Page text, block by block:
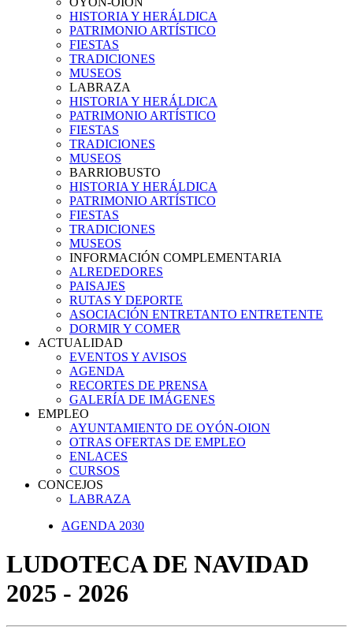
HISTORIA Y HERÁLDICA
PATRIMONIO ARTÍSTICO
FIESTAS
TRADICIONES
MUSEOS
LABRAZA
HISTORIA Y HERÁLDICA
PATRIMONIO ARTÍSTICO
FIESTAS
TRADICIONES
MUSEOS
BARRIOBUSTO
HISTORIA Y HERÁLDICA
PATRIMONIO ARTÍSTICO
FIESTAS
TRADICIONES
MUSEOS
INFORMACIÓN COMPLEMENTARIA
ALREDEDORES
PAISAJES
RUTAS Y DEPORTE
ASOCIACIÓN ENTRETANTO ENTRETENTE
DORMIR Y COMER
ACTUALIDAD
EVENTOS Y AVISOS
AGENDA
RECORTES DE PRENSA
GALERÍA DE IMÁGENES
EMPLEO
AYUNTAMIENTO DE OYÓN-OION
OTRAS OFERTAS DE EMPLEO
ENLACES
CURSOS
CONCEJOS
LABRAZA
AGENDA 2030
LUDOTECA DE NAVIDAD
2025 - 2026